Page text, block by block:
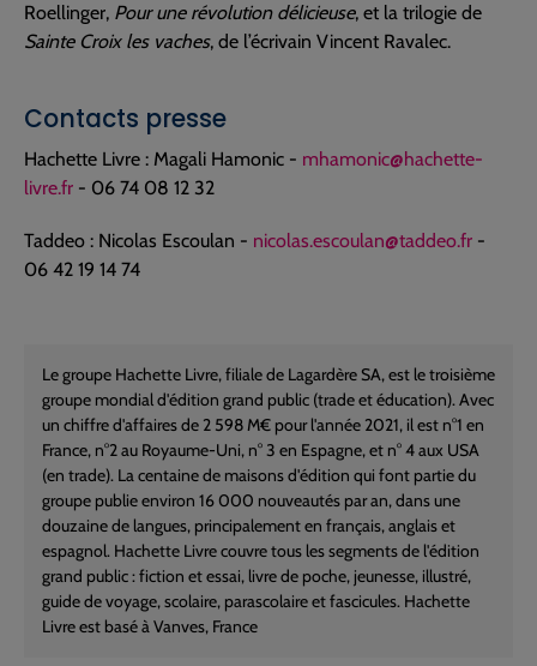
Roellinger, Pour une révolution délicieuse, et la trilogie de
Sainte Croix les vaches, de l’écrivain Vincent Ravalec.
Contacts presse
Hachette Livre : Magali Hamonic - mhamonic@hachette-
livre.fr - 06 74 08 12 32
Taddeo : Nicolas Escoulan - nicolas.escoulan@taddeo.fr -
06 42 19 14 74
Le groupe Hachette Livre, filiale de Lagardère SA, est le troisième
groupe mondial d'édition grand public (trade et éducation). Avec
un chiffre d'affaires de 2 598 M€ pour l'année 2021, il est n°1 en
France, n°2 au Royaume-Uni, n° 3 en Espagne, et n° 4 aux USA
(en trade). La centaine de maisons d'édition qui font partie du
groupe publie environ 16 000 nouveautés par an, dans une
douzaine de langues, principalement en français, anglais et
espagnol. Hachette Livre couvre tous les segments de l'édition
grand public : fiction et essai, livre de poche, jeunesse, illustré,
guide de voyage, scolaire, parascolaire et fascicules. Hachette
Livre est basé à Vanves, France